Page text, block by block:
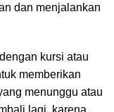
dan menjalankan
kursi atau
memberikan
menunggu atau
lagi, karena